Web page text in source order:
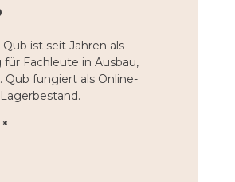
ist seit Jahren als
Fachleute in Ausbau,
Qub fungiert als Online-